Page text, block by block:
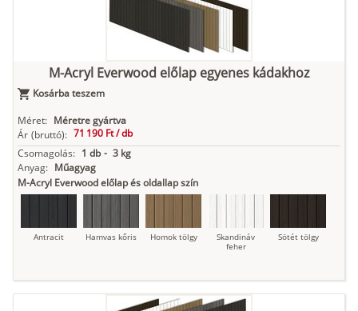
M-Acryl Everwood előlap egyenes kádakhoz
Kosárba teszem
Méret: Méretre gyártva
Ár (bruttó): 71 190 Ft /db
Csomagolás: 1 db - 3 kg
Anyag: Műagyag
M-Acryl Everwood előlap és oldallap szín
Antracit Hamvas kőris Homok tölgy
Skandináv
feher
Sötét tölgy